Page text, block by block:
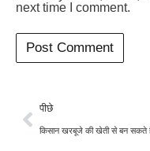
next time I comment.
पीछे